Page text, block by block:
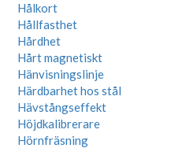
Hålkort
Hållfasthet
Hårdhet
Hårt magnetiskt
Hänvisningslinje
Härdbarhet hos stål
Hävstångseffekt
Höjdkalibrerare
Hörnfräsning